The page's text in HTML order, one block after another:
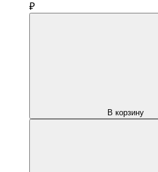
₽
В корзину